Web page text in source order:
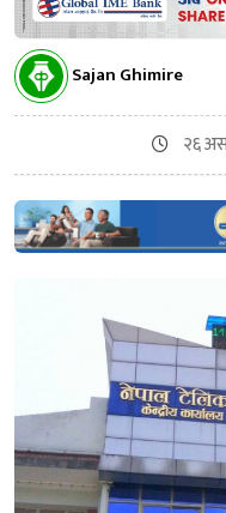
Sajan Ghimire
२६